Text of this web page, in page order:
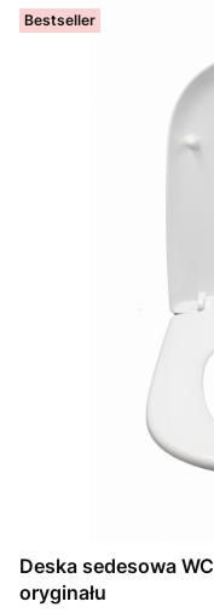
Bestseller
Deska sedesowa WC do ROCA GIRALDA zamiennik
oryginału